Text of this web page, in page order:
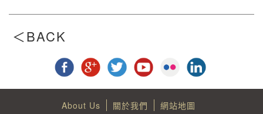
About Us 關於我們
網站地圖